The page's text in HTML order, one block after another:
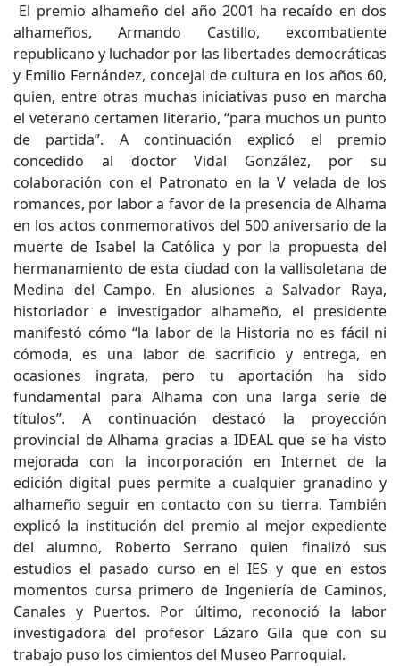
El premio alhameño del año 2001 ha recaído en dos
alhameños, Armando Castillo, excombatiente
republicano y luchador por las libertades democráticas
y Emilio Fernández, concejal de cultura en los años 60,
quien, entre otras muchas iniciativas puso en marcha
el veterano certamen literario, “para muchos un punto
de partida”. A continuación explicó el premio
concedido al doctor Vidal González, por su
colaboración con el Patronato en la V velada de los
romances, por labor a favor de la presencia de Alhama
en los actos conmemorativos del 500 aniversario de la
muerte de Isabel la Católica y por la propuesta del
hermanamiento de esta ciudad con la vallisoletana de
Medina del Campo. En alusiones a Salvador Raya,
historiador e investigador alhameño, el presidente
manifestó cómo “la labor de la Historia no es fácil ni
cómoda, es una labor de sacrificio y entrega, en
ocasiones ingrata, pero tu aportación ha sido
fundamental para Alhama con una larga serie de
títulos”. A continuación destacó la proyección
provincial de Alhama gracias a IDEAL que se ha visto
mejorada con la incorporación en Internet de la
edición digital pues permite a cualquier granadino y
alhameño seguir en contacto con su tierra. También
explicó la institución del premio al mejor expediente
del alumno, Roberto Serrano quien finalizó sus
estudios el pasado curso en el IES y que en estos
momentos cursa primero de Ingeniería de Caminos,
Canales y Puertos. Por último, reconoció la labor
investigadora del profesor Lázaro Gila que con su
trabajo puso los cimientos del Museo Parroquial.